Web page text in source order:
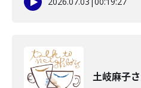
土岐麻子